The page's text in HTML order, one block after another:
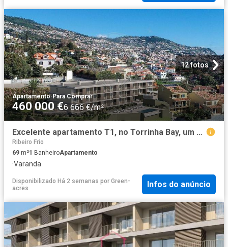
12 fotos
Apartamento· Para Comprar
460 000 €6 666 €/m²
Excelente apartamento T1, no Torrinha Bay, um moderno e enca. 69m² Imaculado Coração De Maria
Ribeiro Frio
69 m²1 BanheiroApartamento
·Varanda
Disponibilizado Há 2 semanas por Green-
acres
Infos do anúncio